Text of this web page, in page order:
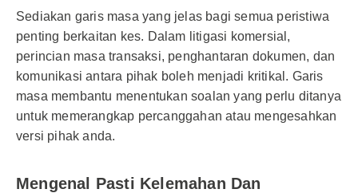
Sediakan garis masa yang jelas bagi semua peristiwa
penting berkaitan kes. Dalam litigasi komersial,
perincian masa transaksi, penghantaran dokumen, dan
komunikasi antara pihak boleh menjadi kritikal. Garis
masa membantu menentukan soalan yang perlu ditanya
untuk memerangkap percanggahan atau mengesahkan
versi pihak anda.
Mengenal Pasti Kelemahan Dan